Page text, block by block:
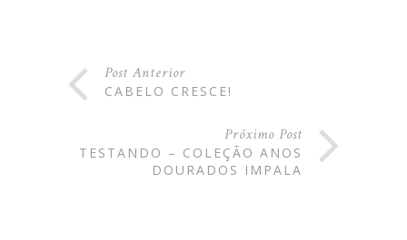
Post Anterior
CABELO CRESCE!
Próximo Post
TESTANDO – COLEÇÃO ANOS
DOURADOS IMPALA